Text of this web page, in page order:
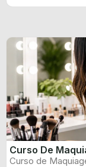
Curso De
Curso de